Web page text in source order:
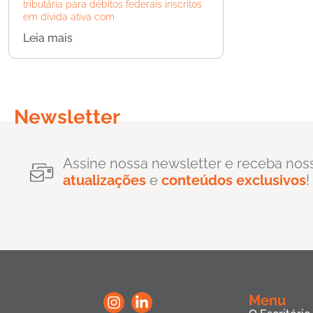
tributária para débitos federais inscritos
em dívida ativa com
Leia mais
Newsletter
Assine nossa newsletter e receba
atualizações e conteúdos exclusivos!
Menu